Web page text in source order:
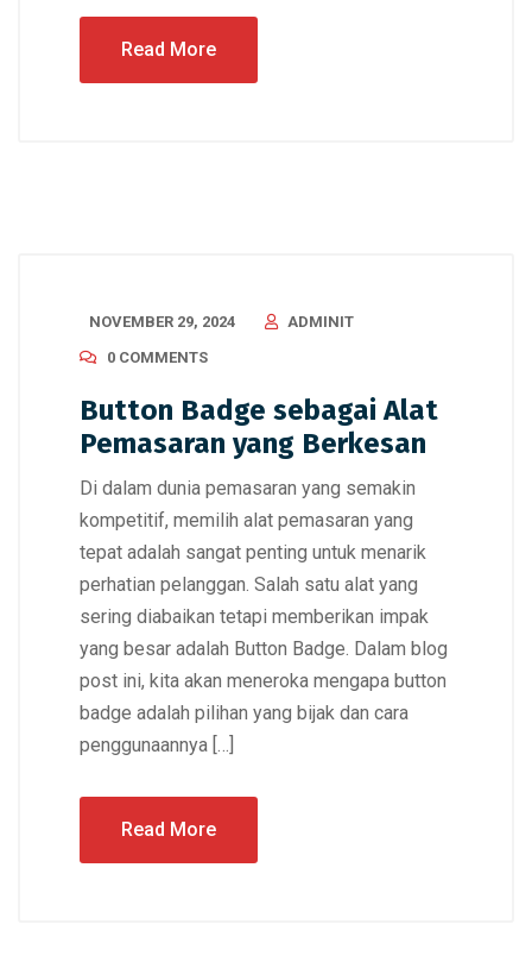
Read More
NOVEMBER 29, 2024
ADMINIT
0 COMMENTS
Button Badge sebagai Alat
Pemasaran yang Berkesan
Di dalam dunia pemasaran yang semakin
kompetitif, memilih alat pemasaran yang
tepat adalah sangat penting untuk menarik
perhatian pelanggan. Salah satu alat yang
sering diabaikan tetapi memberikan impak
yang besar adalah Button Badge. Dalam blog
post ini, kita akan meneroka mengapa button
badge adalah pilihan yang bijak dan cara
penggunaannya […]
Read More